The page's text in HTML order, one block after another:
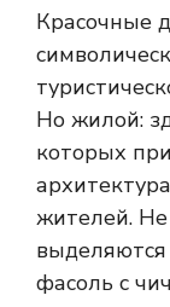
Красочные
Но жилой:
которых
жителей.
фасоль с